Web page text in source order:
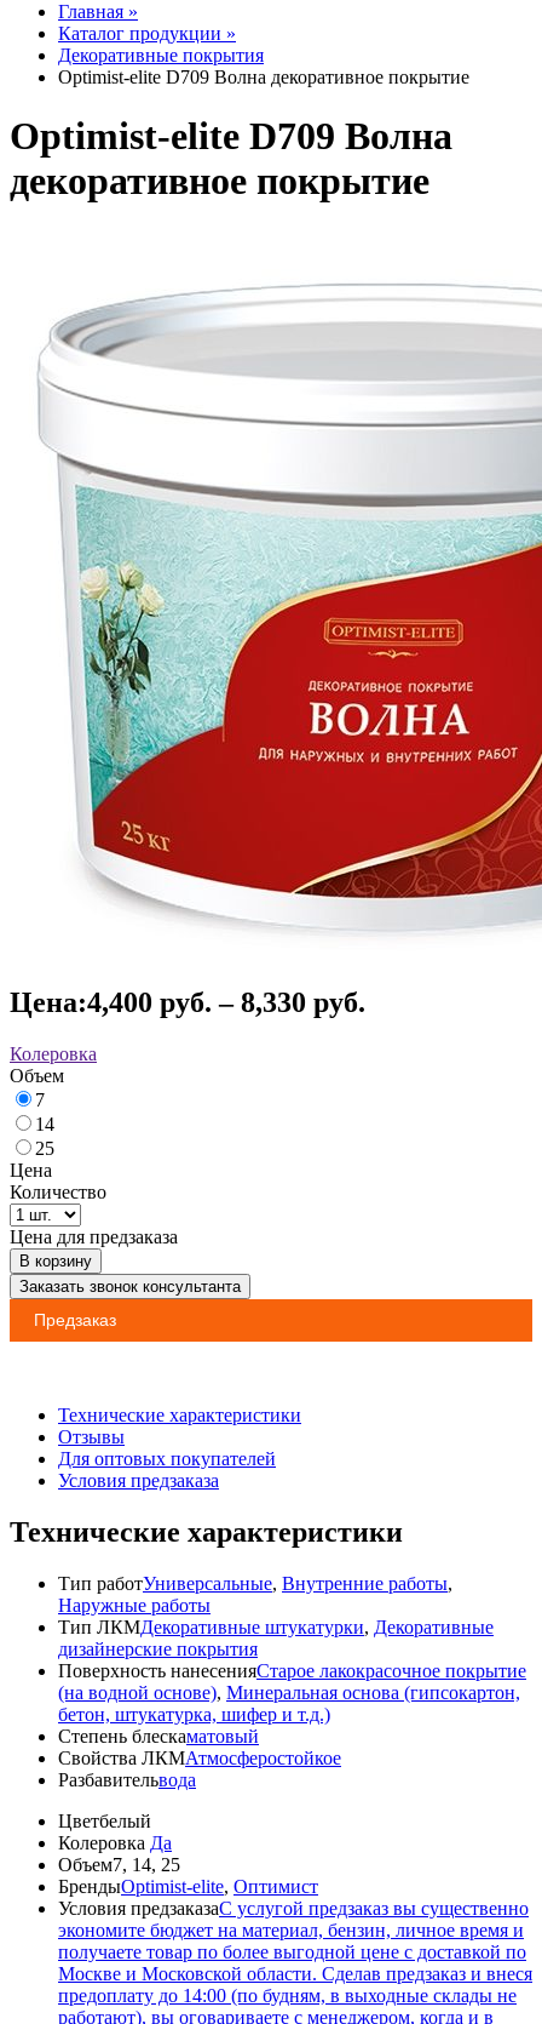
Главная »
Каталог продукции »
Декоративные покрытия
Optimist-elite D709 Волна декоративное покрытие
Optimist-elite D709 Волна
декоративное покрытие
Цена:4,400 руб. –8,330 руб.
Колеровка
Объем
7
14
25
Цена
Количество
Цена для предзаказа
В корзину
Заказать звонок консультанта
Предзаказ
Технические характеристики
Отзывы
Для оптовых покупателей
Условия предзаказа
Технические характеристики
Тип работУниверсальные, Внутренние работы,
Наружные работы
Тип ЛКМДекоративные штукатурки, Декоративные
дизайнерские покрытия
Поверхность нанесенияСтарое лакокрасочное покрытие
(на водной основе), Минеральная основа (гипсокартон,
бетон, штукатурка, шифер и т.д.)
Степень блескаматовый
Свойства ЛКМАтмосферостойкое
Разбавительвода
Цветбелый
Колеровка Да
Объем7, 14, 25
БрендыOptimist-elite, Оптимист
Условия предзаказаС услугой предзаказ вы существенно
экономите бюджет на материал, бензин, личное время и
получаете товар по более выгодной цене с доставкой по
Москве и Московской области. Сделав предзаказ и внеся
предоплату до 14:00 (по будням, в выходные склады не
работают), вы оговариваете с менеджером, когда и в